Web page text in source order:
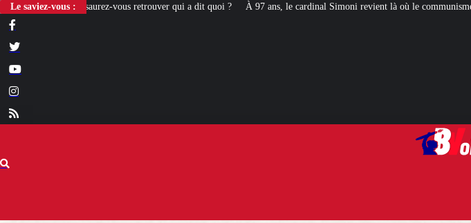
Le saviez-vous :
vous retrouver qui a dit quoi ? À 97 ans, le cardinal Simoni revient là où le communisme l’avait emprisonné